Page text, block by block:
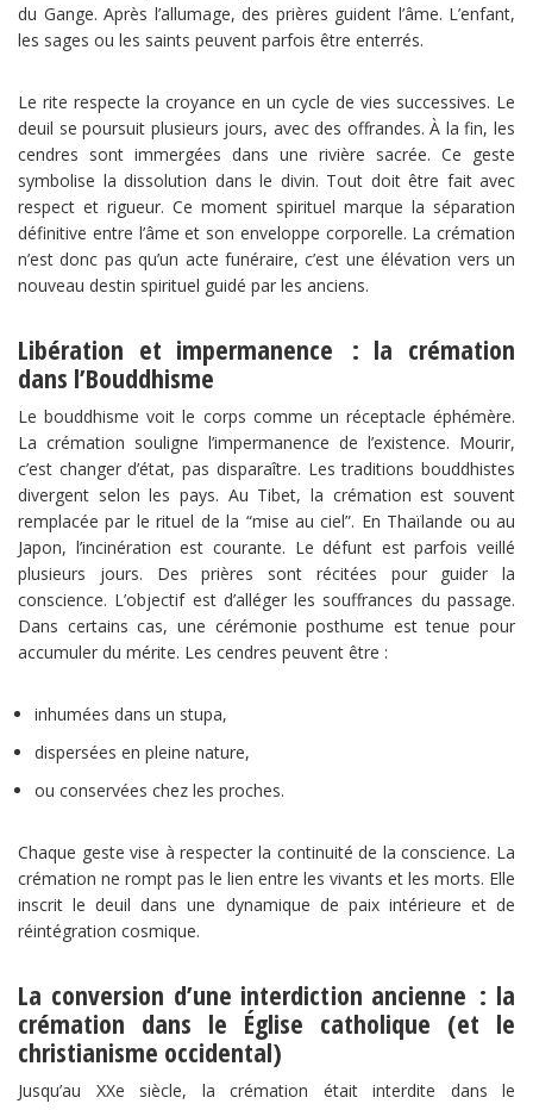
du Gange. Après l’allumage, des prières guident l’âme. L’enfant,
les sages ou les saints peuvent parfois être enterrés.
Le rite respecte la croyance en un cycle de vies successives. Le
deuil se poursuit plusieurs jours, avec des offrandes. À la fin, les
cendres sont immergées dans une rivière sacrée. Ce geste
symbolise la dissolution dans le divin. Tout doit être fait avec
respect et rigueur. Ce moment spirituel marque la séparation
définitive entre l’âme et son enveloppe corporelle. La crémation
n’est donc pas qu’un acte funéraire, c’est une élévation vers un
nouveau destin spirituel guidé par les anciens.
Libération et impermanence : la crémation
dans l’Bouddhisme
Le bouddhisme voit le corps comme un réceptacle éphémère.
La crémation souligne l’impermanence de l’existence. Mourir,
c’est changer d’état, pas disparaître. Les traditions bouddhistes
divergent selon les pays. Au Tibet, la crémation est souvent
remplacée par le rituel de la “mise au ciel”. En Thaïlande ou au
Japon, l’incinération est courante. Le défunt est parfois veillé
plusieurs jours. Des prières sont récitées pour guider la
conscience. L’objectif est d’alléger les souffrances du passage.
Dans certains cas, une cérémonie posthume est tenue pour
accumuler du mérite. Les cendres peuvent être :
inhumées dans un stupa,
dispersées en pleine nature,
ou conservées chez les proches.
Chaque geste vise à respecter la continuité de la conscience. La
crémation ne rompt pas le lien entre les vivants et les morts. Elle
inscrit le deuil dans une dynamique de paix intérieure et de
réintégration cosmique.
La conversion d’une interdiction ancienne : la
crémation dans le Église catholique (et le
christianisme occidental)
Jusqu’au XXe siècle, la crémation était interdite dans le